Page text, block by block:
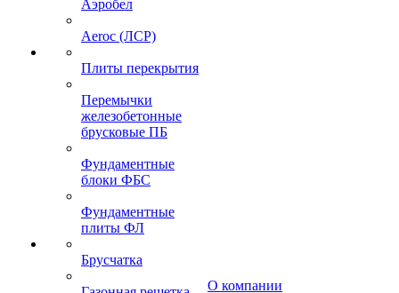
Аэробел
Aeroc (ЛСР)
Плиты перекрытия
Перемычки
железобетонные
брусковые ПБ
Фундаментные
блоки ФБС
Фундаментные
плиты ФЛ
Брусчатка
О компании